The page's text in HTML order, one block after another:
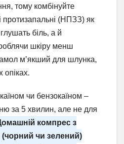
тому комбінуйте
протизапальні (НПЗЗ) як
біль, а й
шкіру менш
м’якший для шлунка,
опіках.
чи бензокаїном –
за 5 хвилин, але не для
компрес з
чи зелений)